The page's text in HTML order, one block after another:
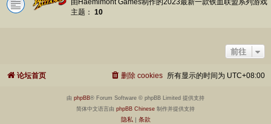
由Haemimont Games制作的2023最新一款铁血联盟系列游戏
主题： 10
前往
论坛首页 所有显示的时间为 UTC+08:00
删除 cookies
由 phpBB® Forum Software © phpBB Limited 提供支持
简体中文语言由 phpBB Chinese 制作并提供支持
隐私| 条款